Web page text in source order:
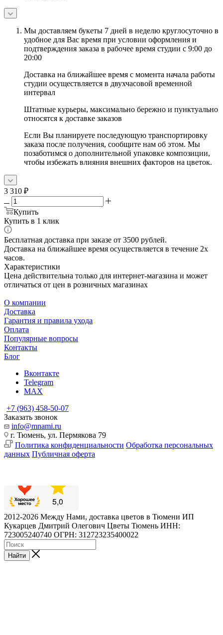
Мы доставляем букеты 7 дней в неделю круглосуточно в
удобное для Вас время при условии оформления и
подтверждения заказа в рабочее время студии с 9:00 до
20:00
Доставка на ближайшее время с момента начала работы
студии осуществляется в двухчасовой временной
интервал
Штатные курьеры, максимально бережно и пунктуально
относятся к доставке заказов
Если Вы планируете последующую транспортировку
заказа после получения, сообщите нам об этом. Мы
позаботимся о дополнительной упаковке композиции,
чтобы избежать влияния внешних факторов на цветок.
3 310 ₽
Купить
Купить в 1 клик
Бесплатная доставка при заказе от 3500 рублей.
Доставка на ближайшее время осуществляется в течение 2х
часов.
Характеристики
Цена действительна только для интернет-магазина и может
отличаться от цен в розничных магазинах
О компании
Доставка
Гарантия и правила ухода
Оплата
Популярные вопросы
Контакты
Блог
Вконтакте
Telegram
MAX
+7 (963) 458-50-07
Заказать звонок
info@mnami.ru
г. Тюмень, ул. Пермякова 79
Политика конфиденциальности Обработка персональных
данных Публичная оферта
2012-2026 Между Нами, доставка цветов в Тюмени ИП
Кукарцев Дмитрий Олегович Цветы Тюмень ИНН:
723005240740 ОГРН: 312723235400022
Найти